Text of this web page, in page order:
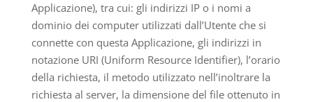
Applicazione), tra cui: gli indirizzi IP o i nomi a
dominio dei computer utilizzati dall’Utente che si
connette con questa Applicazione, gli indirizzi in
notazione URI (Uniform Resource Identifier), l’orario
della richiesta, il metodo utilizzato nell’inoltrare la
richiesta al server, la dimensione del file ottenuto in